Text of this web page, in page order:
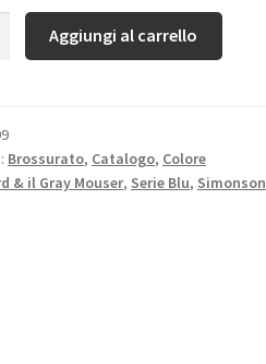
Aggiungi al carrello
Brossurato, Catalogo, Colore
& il Gray Mouser, Serie Blu, Simonson